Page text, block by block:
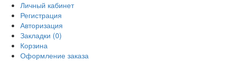
Личный кабинет
Регистрация
Авторизация
Закладки (0)
Корзина
Оформление заказа